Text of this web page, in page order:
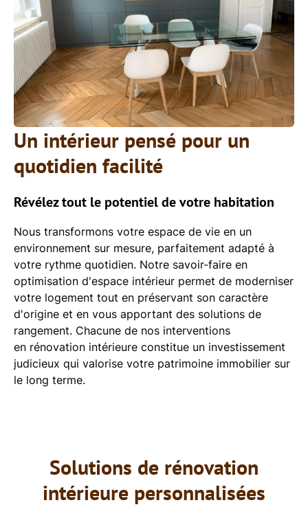
Un intérieur pensé pour un
quotidien facilité
Révélez tout le potentiel de votre habitation
Nous transformons votre espace de vie en un
environnement sur mesure, parfaitement adapté à
votre rythme quotidien. Notre savoir-faire en
optimisation d'espace intérieur permet de moderniser
votre logement tout en préservant son caractère
d'origine et en vous apportant des solutions de
rangement. Chacune de nos interventions
en rénovation intérieure constitue un investissement
judicieux qui valorise votre patrimoine immobilier sur
le long terme.
Solutions de rénovation
intérieure personnalisées